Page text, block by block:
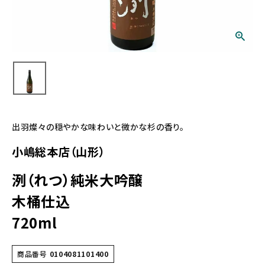
出羽燦々の穏やかな味わいと微かな杉の香り。
小嶋総本店（山形）
洌（れつ）純米大吟醸
木桶仕込
720ml
商品番号 0104081101400